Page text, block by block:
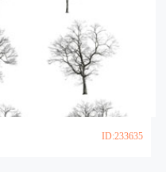
ID:233635